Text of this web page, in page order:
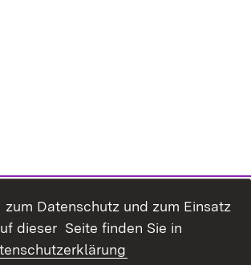
Datenschutz und zum Einsatz
dieser Seite finden Sie in